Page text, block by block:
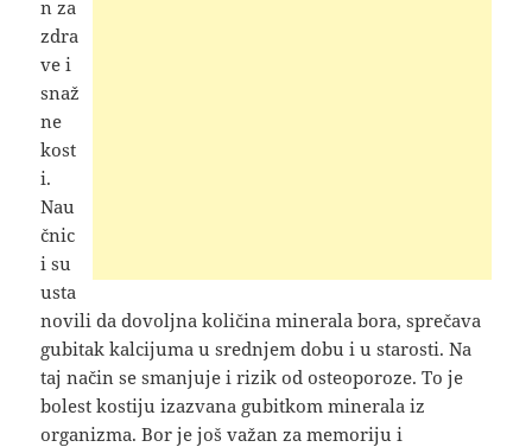
n za
zdra
ve i
snaž
ne
kost
i.
Nau
čnic
i su
usta
novili da dovoljna količina minerala bora, sprečava
gubitak kalcijuma u srednjem dobu i u starosti. Na
taj način se smanjuje i rizik od osteoporoze. To je
bolest kostiju izazvana gubitkom minerala iz
organizma. Bor je još važan za memoriju i